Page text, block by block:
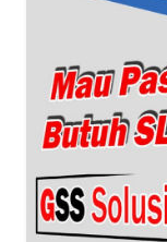
PAPUA
WN
PAPUA
BARAT
WN